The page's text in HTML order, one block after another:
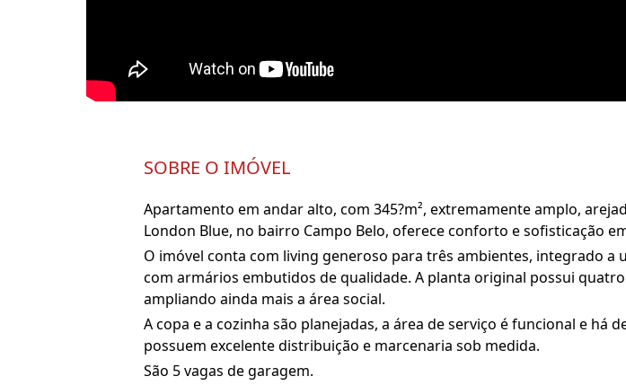
SOBRE O IMÓVEL
Apartamento em andar alto, com 345?m², extremamente amplo,
London Blue, no bairro Campo Belo, oferece conforto e sofisticação
O imóvel conta com living generoso para três ambientes, integrado a
com armários embutidos de qualidade. A planta original possui
ampliando ainda mais a área social.
A copa e a cozinha são planejadas, a área de serviço é funcional e há
possuem excelente distribuição e marcenaria sob medida.
São 5 vagas de garagem.